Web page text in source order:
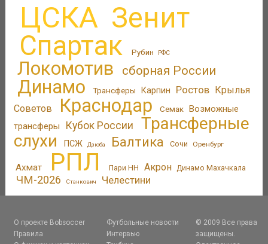
ЦСКА Зенит
Спартак Рубин РФС
Локомотив сборная России
Динамо Трансферы Карпин Ростов
Крылья
Советов
Краснодар Семак Возможные
трансферы
Кубок России
Трансферные
слухи
ПСЖ Дзюба Балтика Сочи Оренбург
Ахмат РПЛ Пари НН Акрон Динамо Махачкала
ЧМ-2026 Станкович Челестини
О проекте Bobsoccer
Правила
Футбольные новости
Интервью
© 2009 Все права
защищены.